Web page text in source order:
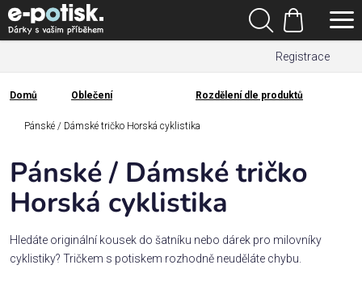
Přejít
na
obsah
Registrace
Hledat
Nákupní
košík
Kategorie
Dárek
pro
Rodina
/
Domů
Domů Oblečení Rozdělení dle produktů
Pánské / Dámské tričko Horská cyklistika
Pánské / Dámské tričko
Horská cyklistika
Hledáte originální kousek do šatníku nebo dárek pro milovníky
cyklistiky? Tričkem s potiskem rozhodně neuděláte chybu.